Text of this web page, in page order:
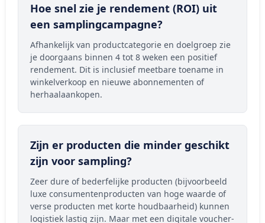
Hoe snel zie je rendement (ROI) uit
een samplingcampagne?
Afhankelijk van productcategorie en doelgroep zie
je doorgaans binnen 4 tot 8 weken een positief
rendement. Dit is inclusief meetbare toename in
winkelverkoop en nieuwe abonnementen of
herhaalaankopen.
Zijn er producten die minder geschikt
zijn voor sampling?
Zeer dure of bederfelijke producten (bijvoorbeeld
luxe consumentenproducten van hoge waarde of
verse producten met korte houdbaarheid) kunnen
logistiek lastig zijn. Maar met een digitale voucher-